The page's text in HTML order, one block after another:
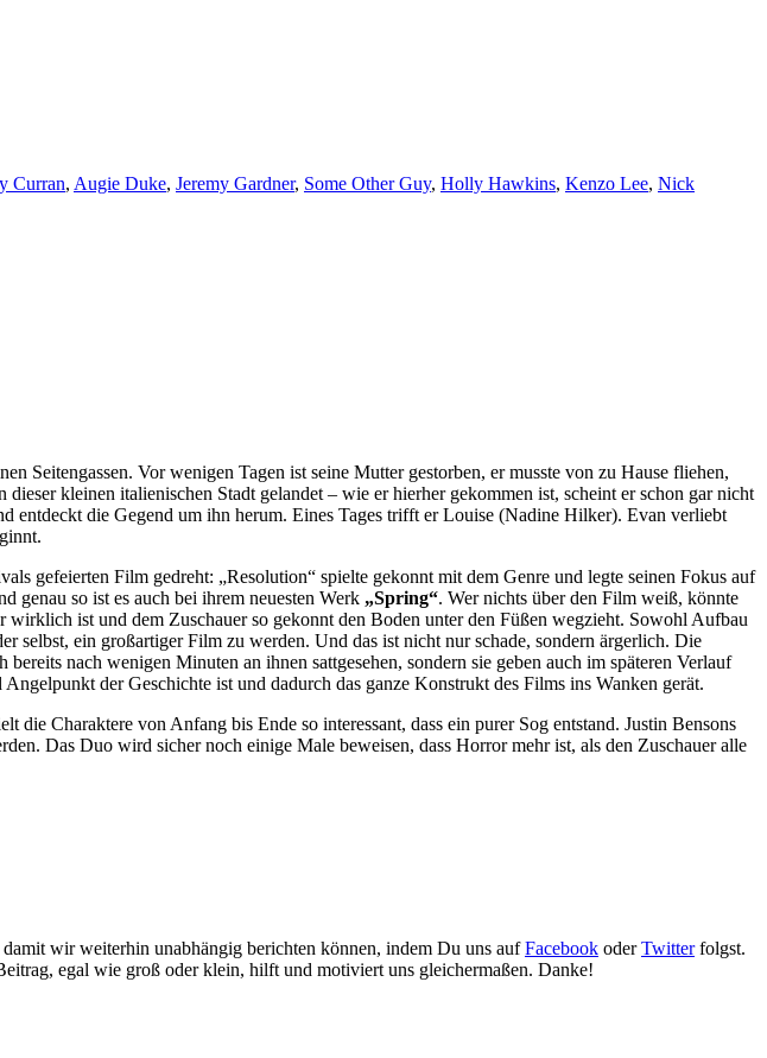
Curran, Augie Duke, Jeremy Gardner, Some Other Guy, Holly Hawkins, Kenzo Lee, Nick
Seitengassen. Vor wenigen Tagen ist seine Mutter gestorben, er musste von zu Hause fliehen,
kleinen italienischen Stadt gelandet – wie er hierher gekommen ist, scheint er schon gar nicht
entdeckt die Gegend um ihn herum. Eines Tages trifft er Louise (Nadine Hilker). Evan verliebt
gefeierten Film gedreht: „Resolution“ spielte gekonnt mit dem Genre und legte seinen Fokus auf
genau so ist es auch bei ihrem neuesten Werk „Spring“. Wer nichts über den Film weiß, könnte
ist und dem Zuschauer so gekonnt den Boden unter den Füßen wegzieht. Sowohl Aufbau
selbst, ein großartiger Film zu werden. Und das ist nicht nur schade, sondern ärgerlich. Die
nach wenigen Minuten an ihnen sattgesehen, sondern sie geben auch im späteren Verlauf
der Geschichte ist und dadurch das ganze Konstrukt des Films ins Wanken gerät.
Charaktere von Anfang bis Ende so interessant, dass ein purer Sog entstand. Justin Bensons
Das Duo wird sicher noch einige Male beweisen, dass Horror mehr ist, als den Zuschauer alle
wir weiterhin unabhängig berichten können, indem Du uns aufFacebook oderTwitterfolgst.
egal wie groß oder klein, hilft und motiviert uns gleichermaßen. Danke!